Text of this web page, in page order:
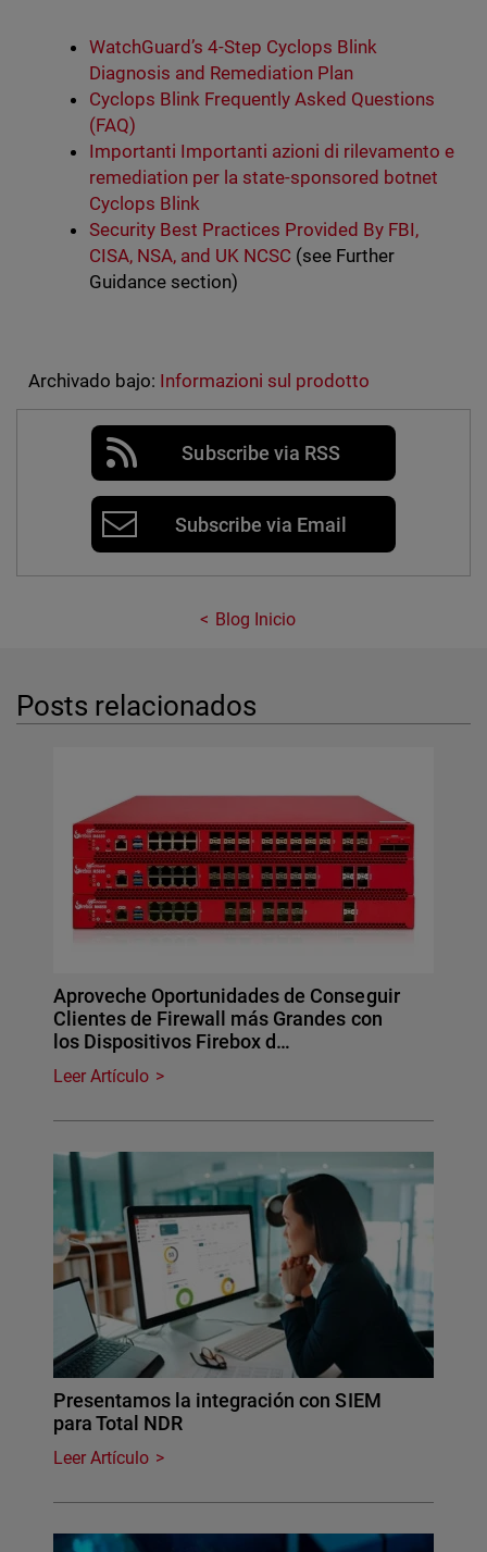
WatchGuard’s 4-Step Cyclops Blink
Diagnosis and Remediation Plan
Cyclops Blink Frequently Asked Questions
(FAQ)
Importanti Importanti azioni di rilevamento e
remediation per la state-sponsored botnet
Cyclops Blink
Security Best Practices Provided By FBI,
CISA, NSA, and UK NCSC (see Further
Guidance section)
Archivado bajo: Informazioni sul prodotto
Subscribe via RSS
Subscribe via Email
Blog Inicio
Posts relacionados
Aproveche Oportunidades de Conseguir
Clientes de Firewall más Grandes con
los Dispositivos Firebox d…
Leer Artículo
Presentamos la integración con SIEM
para Total NDR
Leer Artículo